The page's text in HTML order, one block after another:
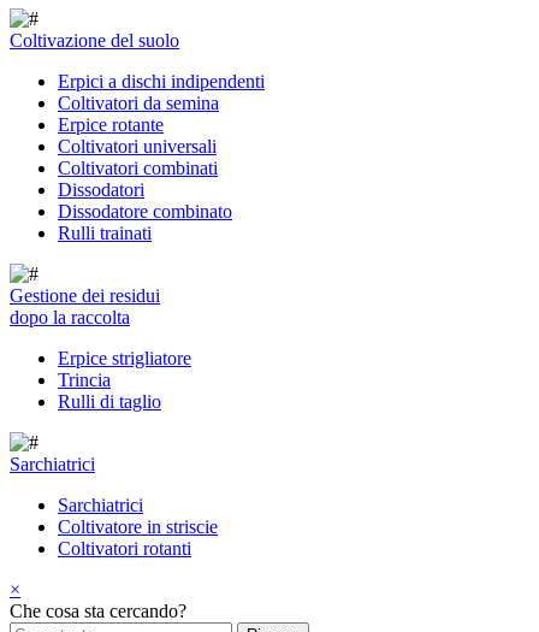
Coltivazione del suolo
Erpici a dischi indipendenti
Coltivatori da semina
Erpice rotante
Coltivatori universali
Coltivatori combinati
Dissodatori
Dissodatore combinato
Rulli trainati
Gestione dei residui
dopo la raccolta
Erpice strigliatore
Trincia
Rulli di taglio
Sarchiatrici
Sarchiatrici
Coltivatore in striscie
Coltivatori rotanti
×
Che cosa sta cercando?